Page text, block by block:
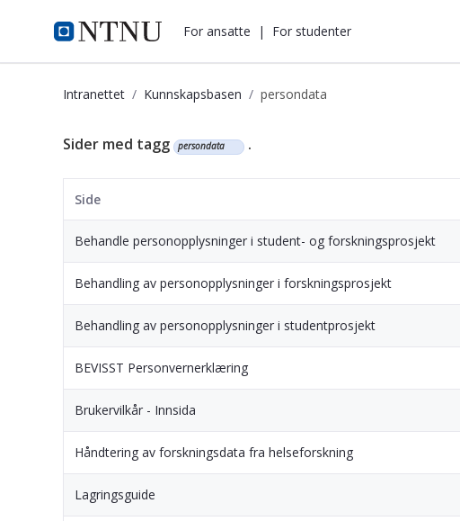
i.ntnu.no For ansatte | For studenter
Intranettet Kunnskapsbasen persondata
Kunnskapsbasen
Sider med tagg persondata .
Side
Behandle personopplysninger i student- og forskningsprosjekt
Behandling av personopplysninger i forskningsprosjekt
Behandling av personopplysninger i studentprosjekt
BEVISST Personvernerklæring
Brukervilkår - Innsida
Håndtering av forskningsdata fra helseforskning
Lagringsguide